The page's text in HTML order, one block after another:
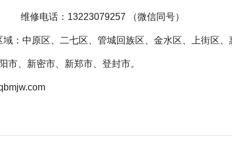
维修电话：13223079257 （微信同号）
：中原区、二七区、管城回族区、金水区、上街区
市、新密市、新郑市、登封市。